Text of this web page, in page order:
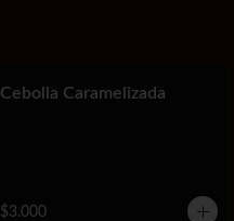
Cebolla Caramelizada
$3.000